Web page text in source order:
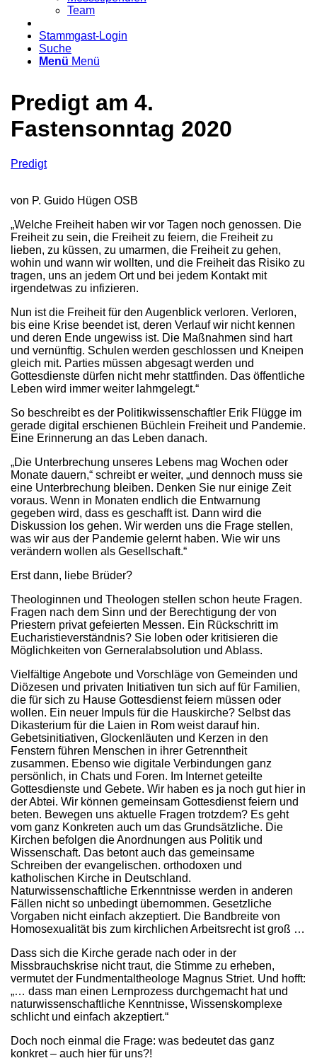
Team
Stammgast-Login
Suche
Menü Menü
Predigt am 4.
Fastensonntag 2020
Predigt
von P. Guido Hügen OSB
„Welche Freiheit haben wir vor Tagen noch genossen. Die
Freiheit zu sein, die Freiheit zu feiern, die Freiheit zu
lieben, zu küssen, zu umarmen, die Freiheit zu gehen,
wohin und wann wir wollten, und die Freiheit das Risiko zu
tragen, uns an jedem Ort und bei jedem Kontakt mit
irgendetwas zu infizieren.
Nun ist die Freiheit für den Augenblick verloren. Verloren,
bis eine Krise beendet ist, deren Verlauf wir nicht kennen
und deren Ende ungewiss ist. Die Maßnahmen sind hart
und vernünftig. Schulen werden geschlossen und Kneipen
gleich mit. Parties müssen abgesagt werden und
Gottesdienste dürfen nicht mehr stattfinden. Das öffentliche
Leben wird immer weiter lahmgelegt.“
So beschreibt es der Politikwissenschaftler Erik Flügge im
gerade digital erschienen Büchlein Freiheit und Pandemie.
Eine Erinnerung an das Leben danach.
„Die Unterbrechung unseres Lebens mag Wochen oder
Monate dauern,“ schreibt er weiter, „und dennoch muss sie
eine Unterbrechung bleiben. Denken Sie nur einige Zeit
voraus. Wenn in Monaten endlich die Entwarnung
gegeben wird, dass es geschafft ist. Dann wird die
Diskussion los gehen. Wir werden uns die Frage stellen,
was wir aus der Pandemie gelernt haben. Wie wir uns
verändern wollen als Gesellschaft.“
Erst dann, liebe Brüder?
Theologinnen und Theologen stellen schon heute Fragen.
Fragen nach dem Sinn und der Berechtigung der von
Priestern privat gefeierten Messen. Ein Rückschritt im
Eucharistieverständnis? Sie loben oder kritisieren die
Möglichkeiten von Gerneralabsolution und Ablass.
Vielfältige Angebote und Vorschläge von Gemeinden und
Diözesen und privaten Initiativen tun sich auf für Familien,
die für sich zu Hause Gottesdienst feiern müssen oder
wollen. Ein neuer Impuls für die Hauskirche? Selbst das
Dikasterium für die Laien in Rom weist darauf hin.
Gebetsinitiativen, Glockenläuten und Kerzen in den
Fenstern führen Menschen in ihrer Getrenntheit
zusammen. Ebenso wie digitale Verbindungen ganz
persönlich, in Chats und Foren. Im Internet geteilte
Gottesdienste und Gebete. Wir haben es ja noch gut hier in
der Abtei. Wir können gemeinsam Gottesdienst feiern und
beten. Bewegen uns aktuelle Fragen trotzdem? Es geht
vom ganz Konkreten auch um das Grundsätzliche. Die
Kirchen befolgen die Anordnungen aus Politik und
Wissenschaft. Das betont auch das gemeinsame
Schreiben der evangelischen. orthodoxen und
katholischen Kirche in Deutschland.
Naturwissenschaftliche Erkenntnisse werden in anderen
Fällen nicht so unbedingt übernommen. Gesetzliche
Vorgaben nicht einfach akzeptiert. Die Bandbreite von
Homosexualität bis zum kirchlichen Arbeitsrecht ist groß …
Dass sich die Kirche gerade nach oder in der
Missbrauchskrise nicht traut, die Stimme zu erheben,
vermutet der Fundmentaltheologe Magnus Striet. Und hofft:
„… dass man einen Lernprozess durchgemacht hat und
naturwissenschaftliche Kenntnisse, Wissenskomplexe
schlicht und einfach akzeptiert.“
Doch noch einmal die Frage: was bedeutet das ganz
konkret – auch hier für uns?!